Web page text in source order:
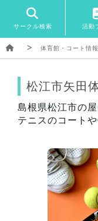
サークル検索 活動
体育館・コート情報
松江市矢田
島根県松江市の
テニスのコート